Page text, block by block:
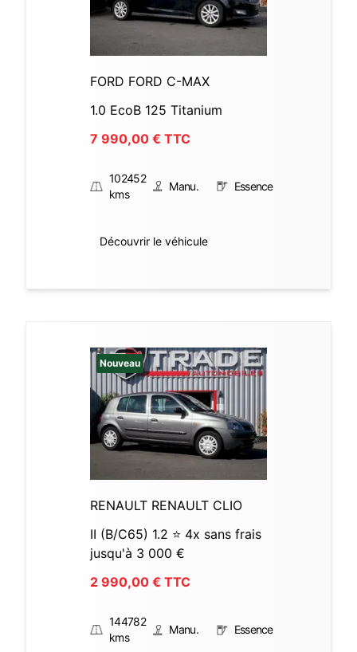
FORD FORD C-MAX
1.0 EcoB 125 Titanium
7 990,00 € TTC
102452
kms
Manu. Essence
Découvrir le véhicule
Nouveau
RENAULT RENAULT CLIO
II (B/C65) 1.2 ⭐ 4x sans frais
jusqu'à 3 000 €
2 990,00 € TTC
144782
kms
Manu. Essence